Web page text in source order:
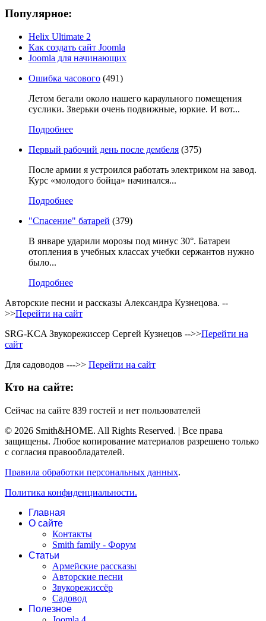
Популярное:
Helix Ultimate 2
Как создать сайт Joomla
Joomla для начинающих
Ошибка часового (491)
Летом бегали около нашего караульного помещения
суслики. Зверьки очень подвижные, юркие. И вот...
Подробнее
Первый рабочий день после дембеля (375)
После армии я устроился работать электриком на завод.
Курс «молодого бойца» начинался...
Подробнее
"Спасение" батарей (379)
­В январе ударили морозы под минус 30°. Батареи
отопления в учебных классах учебки сержантов нужно
было...
Подробнее
Авторские песни и рассказы Александра Кузнецова. --
>>Перейти на сайт
SRG-KCA Звукорежиссер Сергей Кузнецов -->>Перейти на
сайт
Для садоводов --->> Перейти на сайт
Кто на сайте:
Сейчас на сайте 839 гостей и нет пользователей
© 2026 Smith&HOME. All Rights Reserved. | Все права
защищены. Любое копирование материалов разрешено только
с согласия правообладателей.
Правила обработки персональных данных.
Политика конфиденциальности.
Главная
О сайте
Контакты
Smith family - Форум
Статьи
Армейские рассказы
Авторские песни
Звукорежиссёр
Садовод
Полезное